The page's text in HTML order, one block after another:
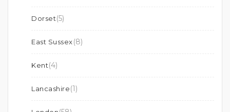
Dorset(5)
East Sussex(8)
Kent(4)
Lancashire(1)